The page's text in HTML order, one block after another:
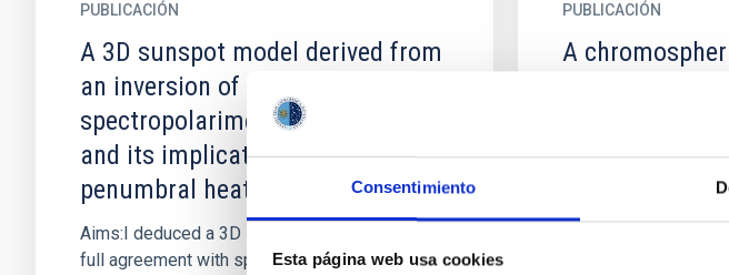
Consentimiento
Esta página web usa cookies
PUBLICACIÓN
A 3D sunspot model derived from
an inversion of
spectropolarimetric observations
and its implications for the
penumbral heating
Aims:I deduced a 3D sunspot model that is in
full agreement with spectropolarimetric
PUBLICACIÓN
A
magnetic properties
seen in the